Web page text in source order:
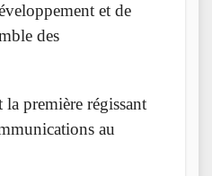
et de
des
première régissant
au